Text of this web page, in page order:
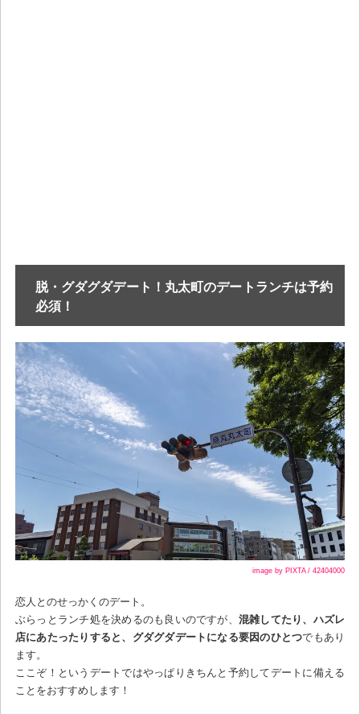
脱・グダグダデート！丸太町のデートランチは予約
必須！
image by PIXTA / 42404000
恋人とのせっかくのデート。
ぶらっとランチ処を決めるのも良いのですが、 混雑してたり、ハズレ
店にあたったりすると、グダグダデートになる要因のひとつでもあり
ます。
ここぞ！というデートではやっぱりきちんと予約してデートに備える
ことをおすすめします！